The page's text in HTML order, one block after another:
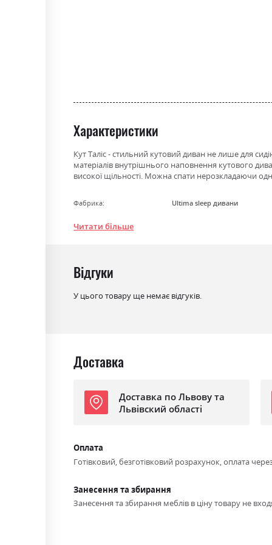
Характеристики
Кут Таліс - стильний кутовий диван не лише для
матеріалів внутрішнього наповнення кутового
високої щільності. Можна спати нерозкладаючи
Фабрика: Ultima sleep дивани
Тип
Стиль
Механізм Дельфін
Спальне місце
Читати більше
Відгуки
У цього товару ще немає відгуків.
Доставка
Доставка по Львову та
Львівский області
Оплата
Готівковий, безготівковий розрахунок, оплата
Занесення та збирання
Занесення та збирання меблів в ціну товару не